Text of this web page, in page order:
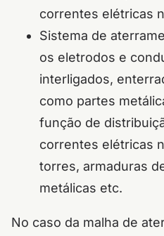
correntes elétricas
Sistema de
os eletrodos e
interligados,
como partes
função de
correntes elétricas
torres, armaduras
metálicas etc.
No caso da malha de